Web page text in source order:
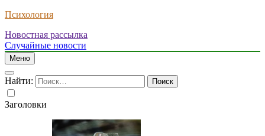
Психология
Новостная рассылка
Случайные новости
Меню
Найти:
Заголовки